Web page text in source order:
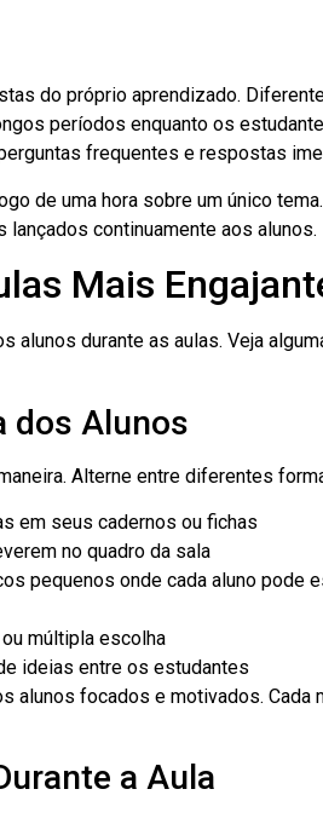
do próprio aprendizado.
períodos enquanto os
frequentes e respostas
de uma hora sobre um único
continuamente aos alunos.
Mais
alunos durante as aulas. Veja
dos Alunos
Alterne entre diferentes
em seus cadernos ou fichas
no quadro da sala
pequenos onde cada aluno pode
múltipla escolha
ideias entre os estudantes
alunos focados e motivados. Cada
a Aula